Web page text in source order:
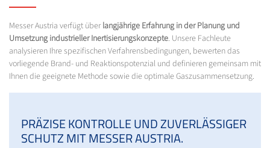
Messer Austria verfügt überlangjährige Erfahrung in der Planung und
Umsetzung industrieller Inertisierungskonzepte. Unsere Fachleute
analysieren Ihre spezifischen Verfahrensbedingungen, bewerten das
vorliegende Brand- und Reaktionspotenzial und definieren gemeinsam mit
Ihnen die geeignete Methode sowie die optimale Gaszusammensetzung.
PRÄZISE KONTROLLE UND ZUVERLÄSSIGER
SCHUTZ MIT MESSER AUSTRIA.